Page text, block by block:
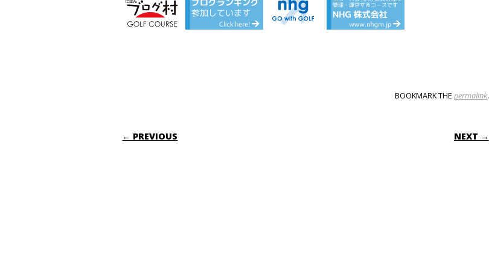
BOOKMARK THE permalink.
POST NAVIGATION
← PREVIOUS NEXT →